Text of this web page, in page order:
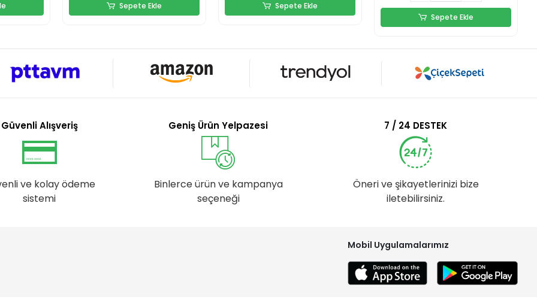
Sepete Ekle Sepete Ekle
Sepete Ekle
Güvenli Alışveriş
ve kolay ödeme
sistemi
Geniş Ürün Yelpazesi
Binlerce ürün ve kampanya
seçeneği
7 / 24 DESTEK
Öneri ve şikayetlerinizi bize
iletebilirsiniz.
Mobil Uygulamalarımız